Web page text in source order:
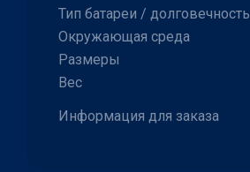
Тип батареи / долговечность
Окружающая среда
Размеры
Вес
Информация для заказа